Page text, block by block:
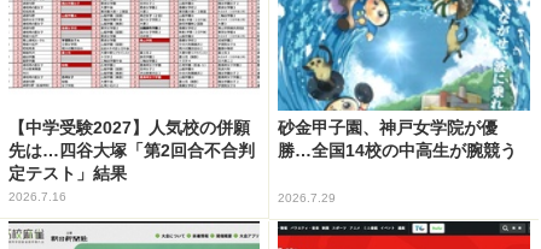
【中学受験2027】人気校の併願
先は…四谷大塚「第2回合不合判
定テスト」結果
2026.7.16
砂金甲子園、神戸女学院が優
勝…全国14校の中高生が腕競う
2026.7.29